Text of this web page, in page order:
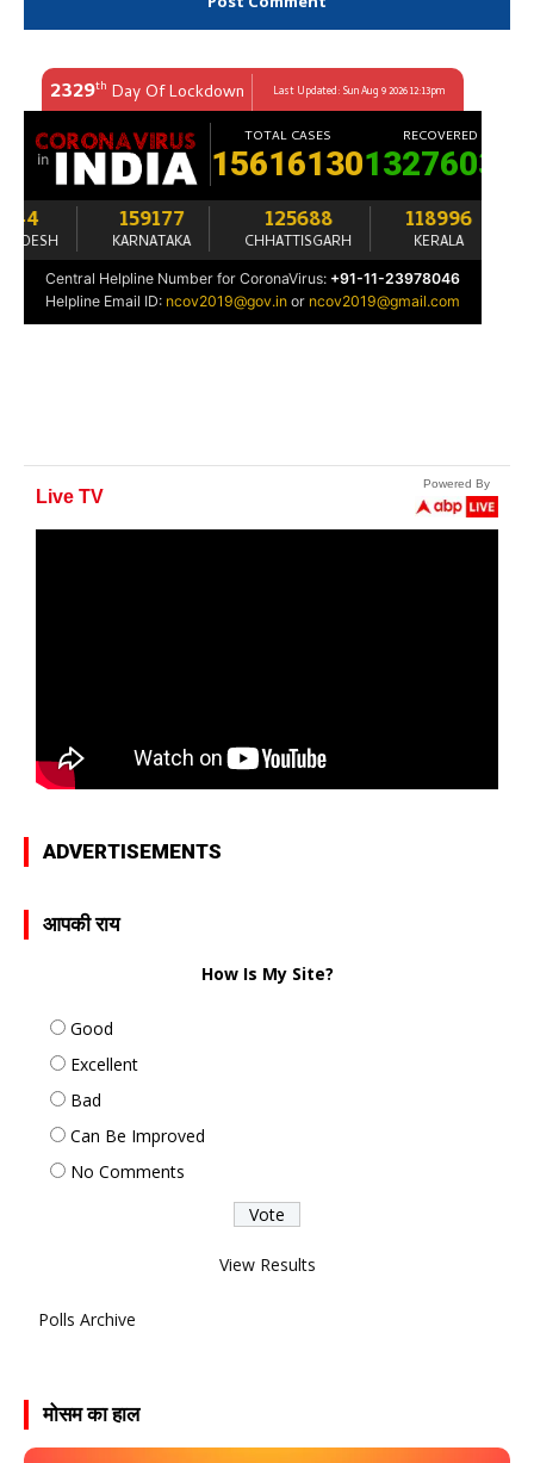
ADVERTISEMENTS
आपकी राय
How Is My Site?
Good
Excellent
Bad
Can Be Improved
No Comments
View Results
Polls Archive
मोसम का हाल